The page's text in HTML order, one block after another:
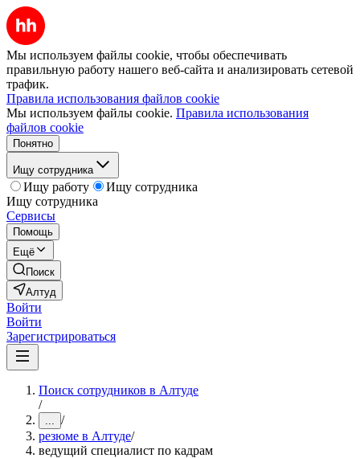
Мы используем файлы cookie, чтобы обеспечивать
правильную работу нашего веб-сайта и анализировать сетевой
трафик.
Правила использования файлов cookie
Мы используем файлы cookie. Правила использования
файлов cookie
Понятно
Ищу сотрудника
Ищу работу
Ищу сотрудника
Ищу сотрудника
Сервисы
Помощь
Ещё
Поиск
Алтуд
Войти
Войти
Зарегистрироваться
Поиск сотрудников в Алтуде
/
... /
резюме в Алтуде/
ведущий специалист по кадрам